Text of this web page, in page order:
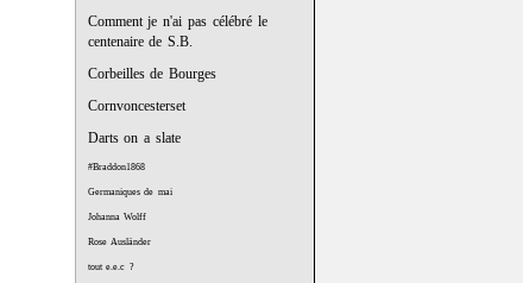
Comment je n'ai pas célébré le
centenaire de S.B.
Corbeilles de Bourges
Cornvoncesterset
Darts on a slate
#Braddon1868
Germaniques de mai
Johanna Wolff
Rose Ausländer
tout e.e.c ?